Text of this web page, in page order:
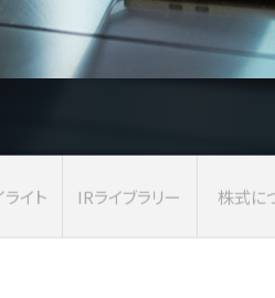
イト IRライブラリー 株式に